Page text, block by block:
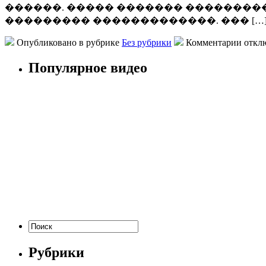
������. ����� �������
��������� �������������. ���
Опубликовано в рубрике Без рубрики Комментарии
Популярное видео
Рубрики